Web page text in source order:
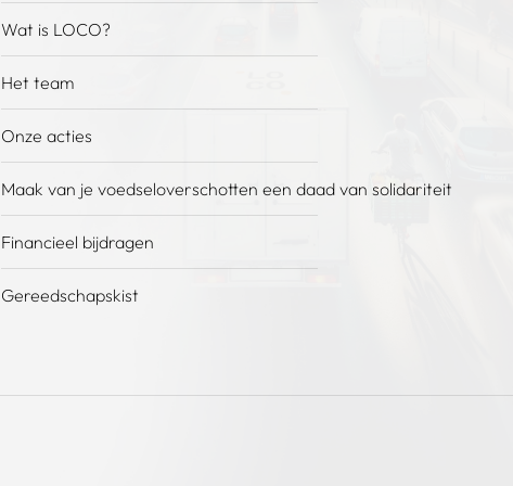
Wat is LOCO?
Het team
Onze acties
Maak van je voedseloverschotten een daad van solidariteit
Financieel bijdragen
Gereedschapskist